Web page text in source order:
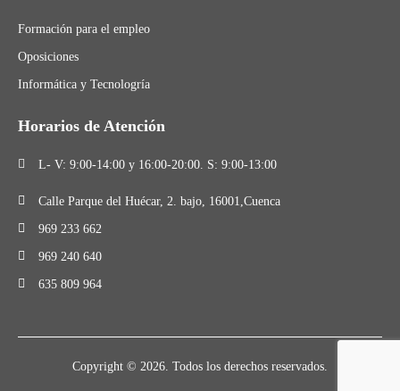
Formación para el empleo
Oposiciones
Informática y Tecnologría
Horarios de Atención
L- V: 9:00-14:00 y 16:00-20:00. S: 9:00-13:00
Calle Parque del Huécar, 2. bajo, 16001,Cuenca
969 233 662
969 240 640
635 809 964
Copyright © 2026. Todos los derechos reservados.